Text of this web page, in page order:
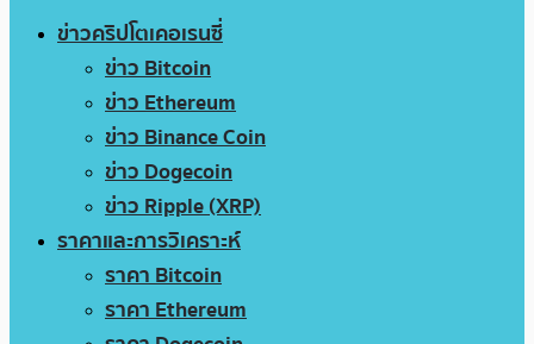
ข่าวคริปโตเคอเรนซี่
ข่าว Bitcoin
ข่าว Ethereum
ข่าว Binance Coin
ข่าว Dogecoin
ข่าว Ripple (XRP)
ราคาและการวิเคราะห์
ราคา Bitcoin
ราคา Ethereum